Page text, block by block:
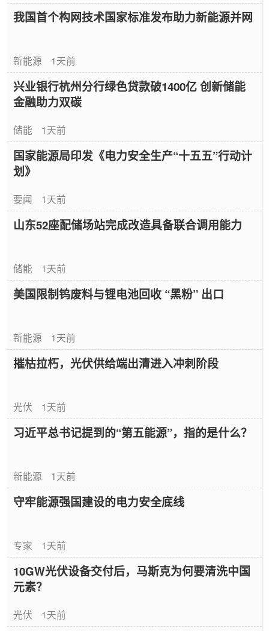
我国首个构网技术国家标准发布助力新能源并网
新能源 1天前
兴业银行杭州分行绿色贷款破1400亿 创新储能
金融助力双碳
储能 1天前
国家能源局印发《电力安全生产“十五五”行动计
划》
要闻 1天前
山东52座配储场站完成改造具备联合调用能力
储能 1天前
美国限制钨废料与锂电池回收 “黑粉” 出口
新能源 1天前
摧枯拉朽，光伏供给端出清进入冲刺阶段
光伏 1天前
习近平总书记提到的“第五能源”，指的是什么？
新能源 1天前
守牢能源强国建设的电力安全底线
专家 1天前
10GW光伏设备交付后，马斯克为何要清洗中国
元素？
光伏 1天前